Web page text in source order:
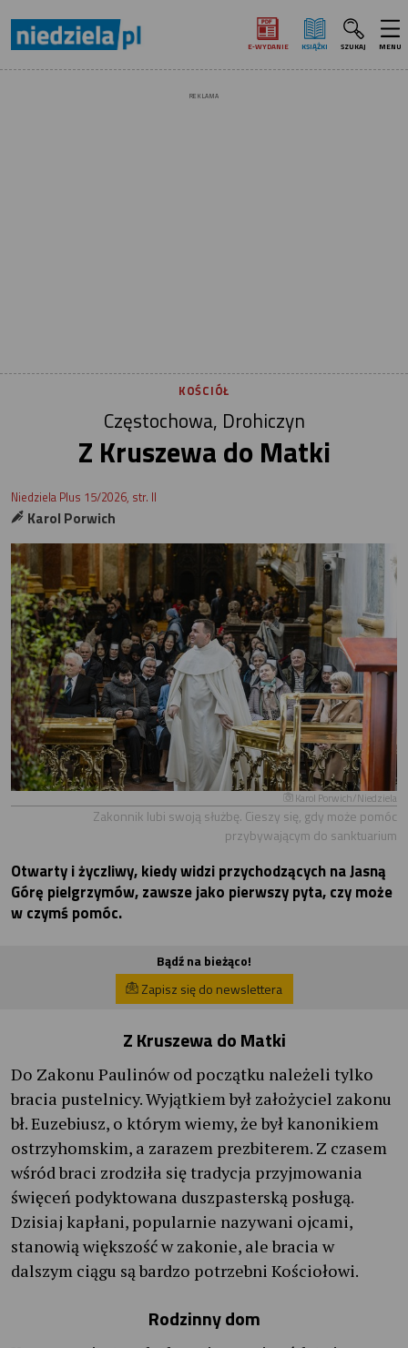
E‑WYDANIE KSIĄŻKI SZUKAJ MENU
REKLAMA
KOŚCIÓŁ
Częstochowa, Drohiczyn
Z Kruszewa do Matki
Niedziela Plus 15/2026, str. II
Karol Porwich
Karol Porwich/Niedziela
Zakonnik lubi swoją służbę. Cieszy się, gdy może pomóc
przybywającym do sanktuarium
Otwarty i życzliwy, kiedy widzi przychodzących na Jasną
Górę pielgrzymów, zawsze jako pierwszy pyta, czy może
w czymś pomóc.
Bądź na bieżąco!
Zapisz się do newslettera
Z Kruszewa do Matki
Do Zakonu Paulinów od początku należeli tylko
bracia pustelnicy. Wyjątkiem był założyciel zakonu
bł. Euzebiusz, o którym wiemy, że był kanonikiem
ostrzyhomskim, a zarazem prezbiterem. Z czasem
wśród braci zrodziła się tradycja przyjmowania
święceń podyktowana duszpasterską posługą.
Dzisiaj kapłani, popularnie nazywani ojcami,
stanowią większość w zakonie, ale bracia w
dalszym ciągu są bardzo potrzebni Kościołowi.
Rodzinny dom